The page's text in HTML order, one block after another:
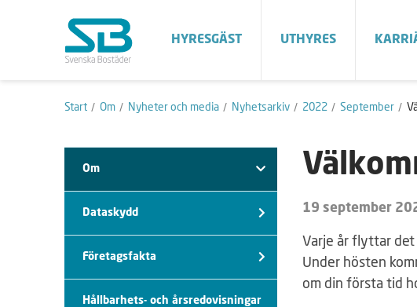
HYRESGÄST UTHYRES
Start Om Nyheter och media Nyhetsarkiv 2022 September
Om
Dataskydd
Företagsfakta
Hållbarhets- och årsredovisningar
19 september
Varje år flyttar det
Under hösten
om din första tid